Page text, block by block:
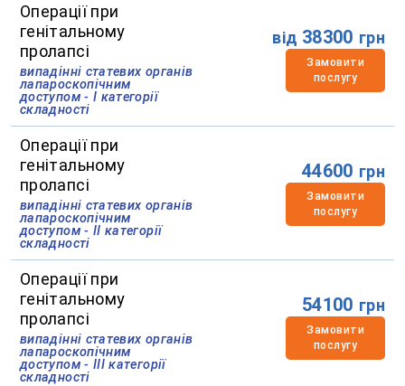
Операції при
генітальному
пролапсі
випадінні статевих органів
лапароскопічним
доступом - І категорії
складності
від 38300 грн
Замовити
послугу
Операції при
генітальному
пролапсі
випадінні статевих органів
лапароскопічним
доступом - ІІ категорії
складності
44600 грн
Замовити
послугу
Операції при
генітальному
пролапсі
випадінні статевих органів
лапароскопічним
доступом - ІІІ категорії
складності
54100 грн
Замовити
послугу